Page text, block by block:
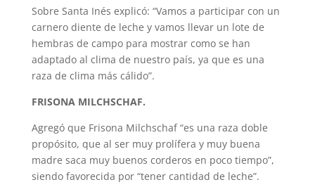
Sobre Santa Inés explicó: “Vamos a participar con un
carnero diente de leche y vamos llevar un lote de
hembras de campo para mostrar como se han
adaptado al clima de nuestro país, ya que es una
raza de clima más cálido”.
FRISONA MILCHSCHAF.
Agregó que Frisona Milchschaf “es una raza doble
propósito, que al ser muy prolífera y muy buena
madre saca muy buenos corderos en poco tiempo”,
siendo favorecida por “tener cantidad de leche”.